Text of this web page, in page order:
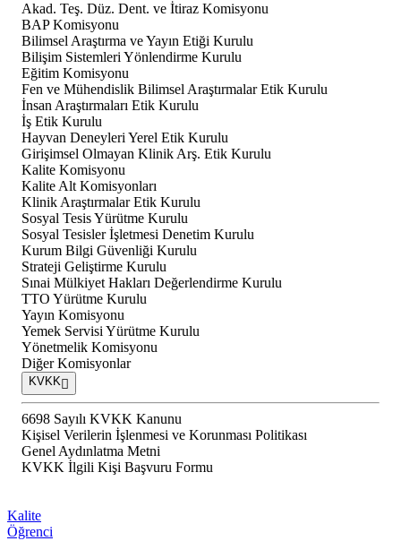
Akad. Teş. Düz. Dent. ve İtiraz Komisyonu
BAP Komisyonu
Bilimsel Araştırma ve Yayın Etiği Kurulu
Bilişim Sistemleri Yönlendirme Kurulu
Eğitim Komisyonu
Fen ve Mühendislik Bilimsel Araştırmalar Etik Kurulu
İnsan Araştırmaları Etik Kurulu
İş Etik Kurulu
Hayvan Deneyleri Yerel Etik Kurulu
Girişimsel Olmayan Klinik Arş. Etik Kurulu
Kalite Komisyonu
Kalite Alt Komisyonları
Klinik Araştırmalar Etik Kurulu
Sosyal Tesis Yürütme Kurulu
Sosyal Tesisler İşletmesi Denetim Kurulu
Kurum Bilgi Güvenliği Kurulu
Strateji Geliştirme Kurulu
Sınai Mülkiyet Hakları Değerlendirme Kurulu
TTO Yürütme Kurulu
Yayın Komisyonu
Yemek Servisi Yürütme Kurulu
Yönetmelik Komisyonu
Diğer Komisyonlar
KVKK
6698 Sayılı KVKK Kanunu
Kişisel Verilerin İşlenmesi ve Korunması Politikası
Genel Aydınlatma Metni
KVKK İlgili Kişi Başvuru Formu
Kalite
Öğrenci